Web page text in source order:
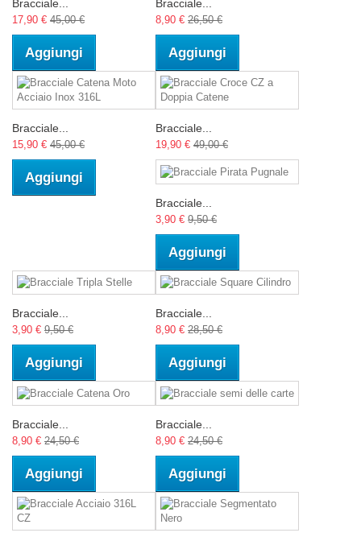
Bracciale...
17,90 € 45,00 €
Aggiungi
Bracciale...
8,90 € 26,50 €
Aggiungi
Bracciale...
15,90 € 45,00 €
Aggiungi
Bracciale...
19,90 € 49,00 €
Bracciale...
3,90 € 9,50 €
Aggiungi
Bracciale...
3,90 € 9,50 €
Aggiungi
Bracciale...
8,90 € 28,50 €
Aggiungi
Bracciale...
8,90 € 24,50 €
Aggiungi
Bracciale...
8,90 € 24,50 €
Aggiungi